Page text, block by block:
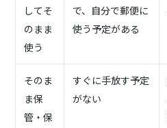
してそ
のまま
使う
で、自分で郵便に
使う予定がある
そのま
ま保
管・保
すぐに手放す予定
がない